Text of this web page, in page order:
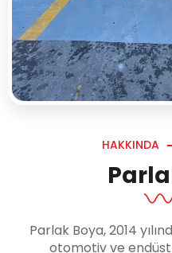
HAKKINDA
Parlak Boya, 2014
otomotiv ve